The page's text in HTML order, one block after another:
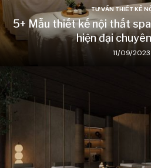
TƯ VẤN THIẾT KẾ
5+ Mẫu thiết kế nội thất
hiện đại
11/09/2023